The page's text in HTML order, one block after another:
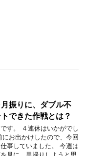
振りに、ダブル不
できた作戦とは？
す。 ４連休はいかがでし
お出かけしたので、今回
事していました。 今週は